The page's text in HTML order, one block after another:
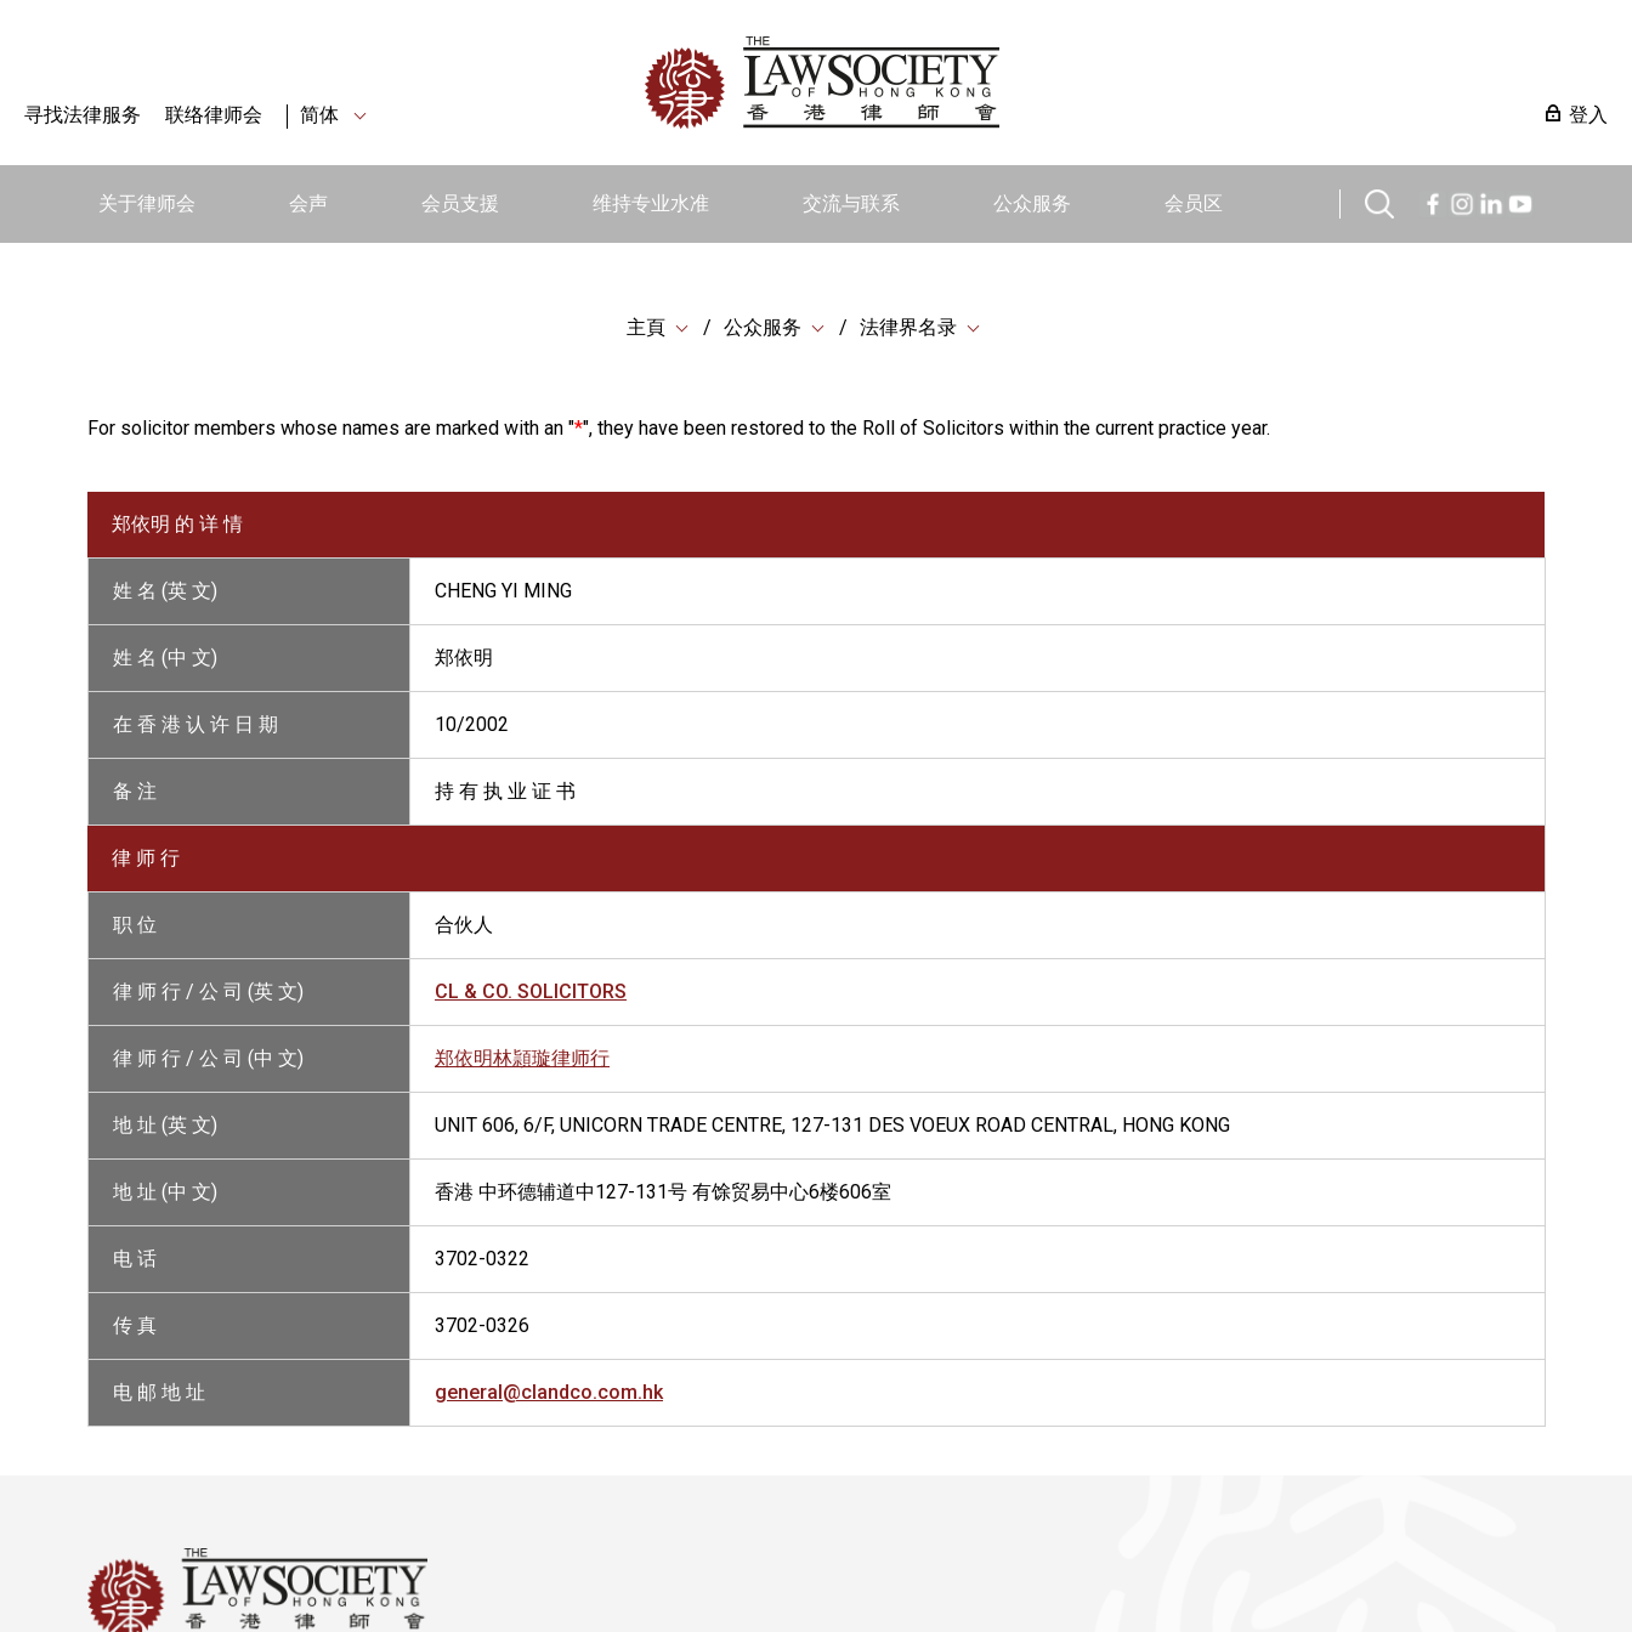
寻找法律服务 联络律师会 简体 登入
关于律师会 会声 会员支援 维持专业水准 交流与联系 公众服务 会员区
主頁 公众服务 法律界名录
For solicitor members whose names are marked with an "*", they have been restored to the Roll of Solicitors within the current practice year.
郑依明 的 详 情
姓 名 (英 文) CHENG YI MING
姓 名 (中 文) 郑依明
在 香 港 认 许 日 期 10/2002
备 注 持 有 执 业 证 书
律 师 行
职 位 合伙人
律 师 行 / 公 司 (英 文) CL & CO. SOLICITORS
律 师 行 / 公 司 (中 文) 郑依明林頴璇律师行
地 址 (英 文) UNIT 606, 6/F, UNICORN TRADE CENTRE, 127-131 DES VOEUX ROAD CENTRAL, HONG KONG
地 址 (中 文) 香港 中环德辅道中127-131号 有馀贸易中心6楼606室
电 话 3702-0322
传 真 3702-0326
电 邮 地 址 general@clandco.com.hk